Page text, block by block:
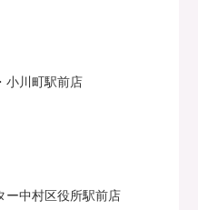
小川町駅前店
ー中村区役所駅前店